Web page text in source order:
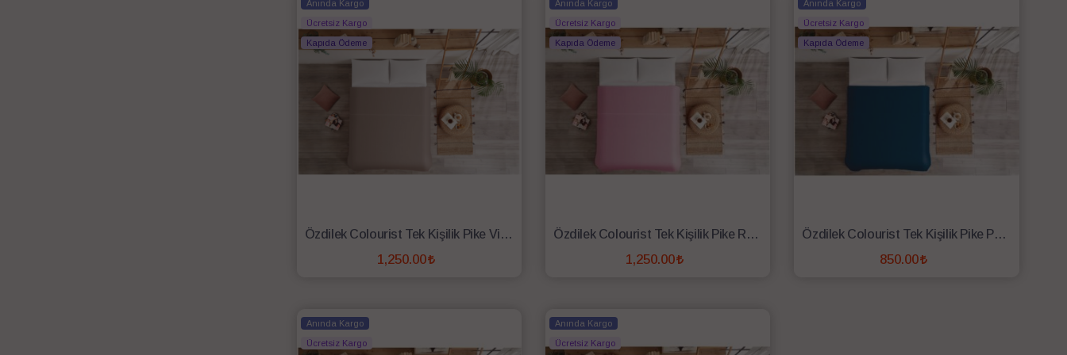
Anında Kargo
Ücretsiz Kargo
Kapıda Ödeme
Özdilek Colourist Tek Kişilik Pike Vizon
1,250.00
Anında Kargo
Ücretsiz Kargo
Kapıda Ödeme
Özdilek Colourist Tek Kişilik Pike Rose
1,250.00
Anında Kargo
Ücretsiz Kargo
Kapıda Ödeme
Özdilek Colourist Tek Kişilik Pike Pasifik
850.00
Anında Kargo
Ücretsiz Kargo
Anında Kargo
Ücretsiz Kargo